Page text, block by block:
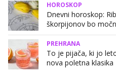
HOROSKOP
Dnevni horoskop:
škorpijonov bo
PREHRANA
To je pijača, ki jo
nova poletna klasika